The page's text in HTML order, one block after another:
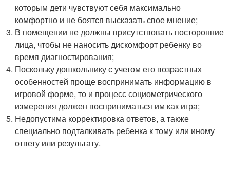
которым дети чувствуют себя максимально
комфортно и не боятся высказать свое мнение;
В помещении не должны присутствовать посторонние
лица, чтобы не наносить дискомфорт ребенку во
время диагностирования;
Поскольку дошкольнику с учетом его возрастных
особенностей проще воспринимать информацию в
игровой форме, то и процесс социометрического
измерения должен восприниматься им как игра;
Недопустима корректировка ответов, а также
специально подталкивать ребенка к тому или иному
ответу или результату.